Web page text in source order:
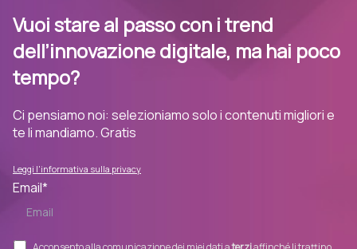
Vuoi stare al passo con i trend
dell’innovazione digitale, ma hai poco
tempo?
Ci pensiamo noi: selezioniamo solo i contenuti migliori e
te li mandiamo. Gratis
Leggi l'informativa sulla privacy
Email*